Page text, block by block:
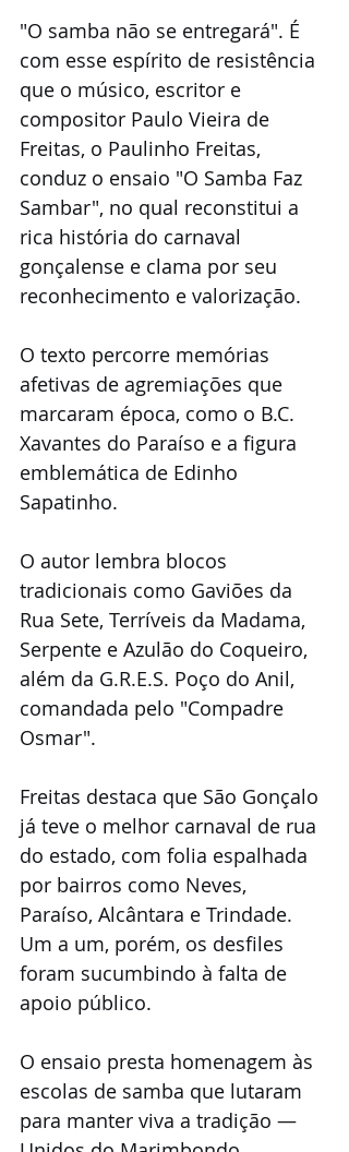
"O samba não se entregará". É
com esse espírito de resistência
que o músico, escritor e
compositor Paulo Vieira de
Freitas, o Paulinho Freitas,
conduz o ensaio "O Samba Faz
Sambar", no qual reconstitui a
rica história do carnaval
gonçalense e clama por seu
reconhecimento e valorização.
O texto percorre memórias
afetivas de agremiações que
marcaram época, como o B.C.
Xavantes do Paraíso e a figura
emblemática de Edinho
Sapatinho.
O autor lembra blocos
tradicionais como Gaviões da
Rua Sete, Terríveis da Madama,
Serpente e Azulão do Coqueiro,
além da G.R.E.S. Poço do Anil,
comandada pelo "Compadre
Osmar".
Freitas destaca que São Gonçalo
já teve o melhor carnaval de rua
do estado, com folia espalhada
por bairros como Neves,
Paraíso, Alcântara e Trindade.
Um a um, porém, os desfiles
foram sucumbindo à falta de
apoio público.
O ensaio presta homenagem às
escolas de samba que lutaram
para manter viva a tradição —